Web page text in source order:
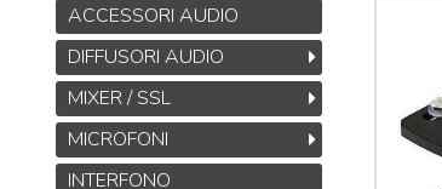
ACCESSORI AUDIO
DIFFUSORI AUDIO
MIXER / SSL
MICROFONI
INTERFONO